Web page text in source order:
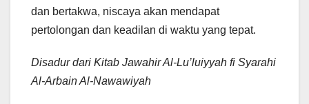
dan bertakwa, niscaya akan mendapat
pertolongan dan keadilan di waktu yang tepat.
Disadur dari Kitab Jawahir Al-Lu’luiyyah fi Syarahi
Al-Arbain Al-Nawawiyah